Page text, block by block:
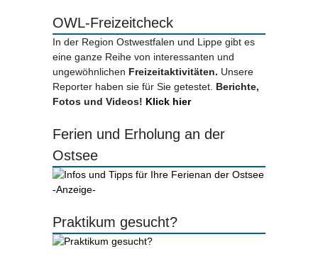
OWL-Freizeitcheck
In der Region Ostwestfalen und Lippe gibt es
eine ganze Reihe von interessanten und
ungewöhnlichen Freizeitaktivitäten. Unsere
Reporter haben sie für Sie getestet. Berichte,
Fotos und Videos! Klick hier
Ferien und Erholung an der
Ostsee
-Anzeige-
Praktikum gesucht?